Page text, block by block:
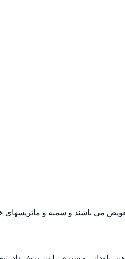
می باشند و سمبه و